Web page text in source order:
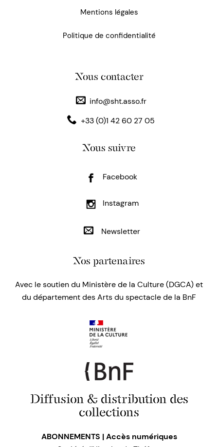
Mentions légales
Politique de confidentialité
Nous contacter
info@sht.asso.fr
+33 (0)1 42 60 27 05
Nous suivre
Facebook
Instagram
Newsletter
Nos partenaires
Avec le soutien du Ministère de la Culture (DGCA) et
du département des Arts du spectacle de la BnF
Diffusion & distribution des
collections
ABONNEMENTS | Accès numériques